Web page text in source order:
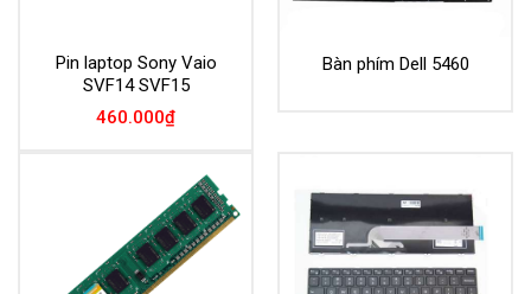
Pin laptop Sony Vaio
SVF14 SVF15
460.000₫
Bàn phím Dell 5460